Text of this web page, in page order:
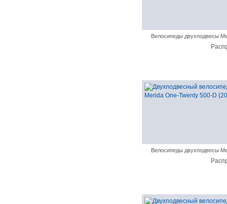
Велосипеды двухподвесы
Велосипеды двухподвесы